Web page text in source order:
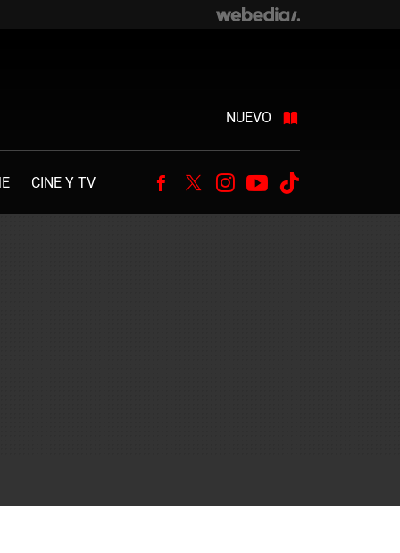
NUEVO
CINE Y TV Facebook
TwitterInstagram
Youtube